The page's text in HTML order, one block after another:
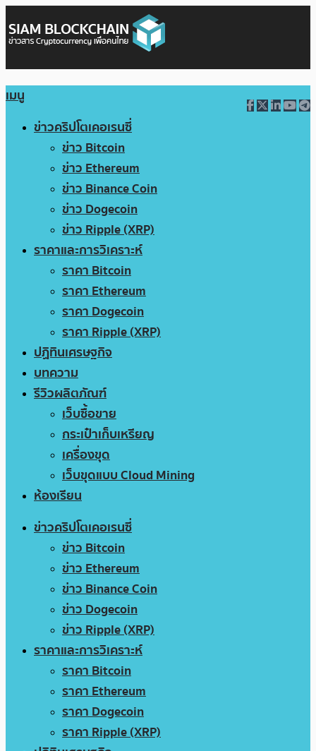
เมนู
ข่าวคริปโตเคอเรนซี่
ข่าว Bitcoin
ข่าว Ethereum
ข่าว Binance Coin
ข่าว Dogecoin
ข่าว Ripple (XRP)
ราคาและการวิเคราะห์
ราคา Bitcoin
ราคา Ethereum
ราคา Dogecoin
ราคา Ripple (XRP)
ปฏิทินเศรษฐกิจ
บทความ
รีวิวผลิตภัณฑ์
เว็บซื้อขาย
กระเป๋าเก็บเหรียญ
เครื่องขุด
เว็บขุดแบบ Cloud Mining
ห้องเรียน
ข่าวคริปโตเคอเรนซี่
ข่าว Bitcoin
ข่าว Ethereum
ข่าว Binance Coin
ข่าว Dogecoin
ข่าว Ripple (XRP)
ราคาและการวิเคราะห์
ราคา Bitcoin
ราคา Ethereum
ราคา Dogecoin
ราคา Ripple (XRP)